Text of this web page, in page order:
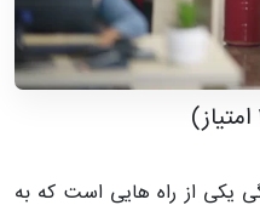
یکی از راه هایی است که به